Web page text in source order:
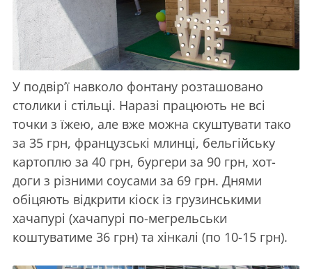
У подвір’ї навколо фонтану розташовано
столики і стільці. Наразі працюють не всі
точки з їжею, але вже можна скуштувати тако
за 35 грн, французські млинці, бельгійську
картоплю за 40 грн, бургери за 90 грн, хот-
доги з різними соусами за 69 грн. Днями
обіцяють відкрити кіоск із грузинськими
хачапурі (хачапурі по-мегрельськи
коштуватиме 36 грн) та хінкалі (по 10-15 грн).